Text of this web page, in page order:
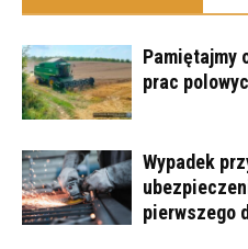
Pamiętajmy
prac
Wypadek
pierwszego